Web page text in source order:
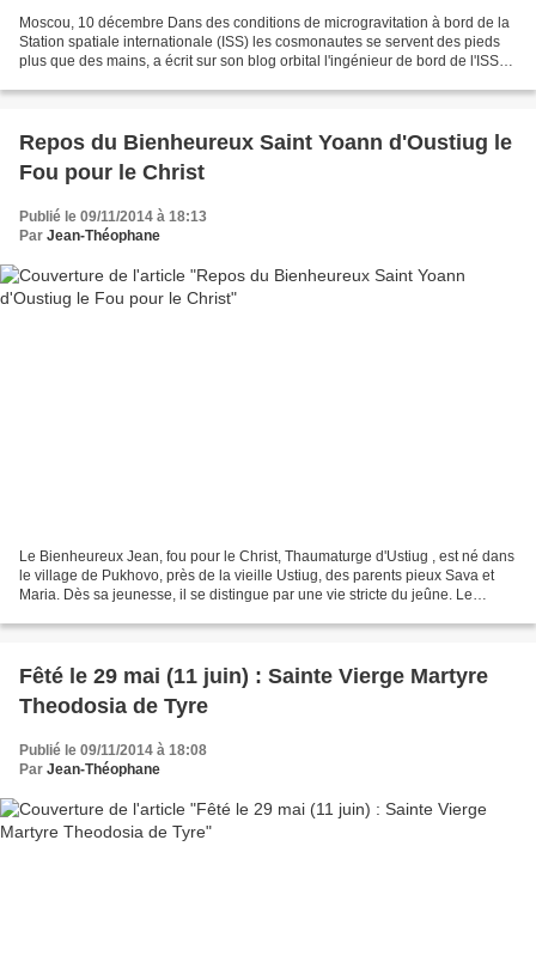
Moscou, 10 décembre Dans des conditions de microgravitation à bord de la
Station spatiale internationale (ISS) les cosmonautes se servent des pieds
plus que des mains, a écrit sur son blog orbital l'ingénieur de bord de l'ISS
Repos du Bienheureux Saint Yoann d'Oustiug le
Fou pour le Christ
Publié le 09/11/2014 à 18:13
Par Jean-Théophane
Le Bienheureux Jean, fou pour le Christ, Thaumaturge d'Ustiug , est né dans
le village de Pukhovo, près de la vieille Ustiug, des parents pieux Sava et
Maria. Dès sa jeunesse, il se distingue par une vie stricte du jeûne. Le
Fêté le 29 mai (11 juin) : Sainte Vierge Martyre
Theodosia de Tyre
Publié le 09/11/2014 à 18:08
Par Jean-Théophane